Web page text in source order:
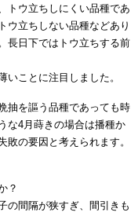
トウ立ちしにくい品種であ
ウ立ちしない品種などあり
長日下ではトウ立ちする前
ことに注目しました。
抽を謳う品種であっても時
な4月蒔きの場合は播種か
敗の要因と考えられます。
？
の間隔が狭すぎ、間引きも